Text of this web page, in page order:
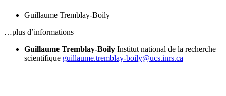
Guillaume Tremblay-Boily
…plus d’informations
Guillaume Tremblay-Boily Institut national de la recherche
scientifique guillaume.tremblay-boily@ucs.inrs.ca